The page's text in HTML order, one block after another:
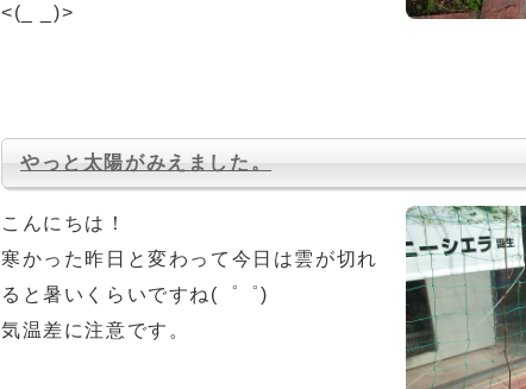
<(_ _)>
やっと太陽がみえました。
こんにちは！
寒かった昨日と変わって今日は雲が切れ
ると暑いくらいですね(゜゜)
気温差に注意です。